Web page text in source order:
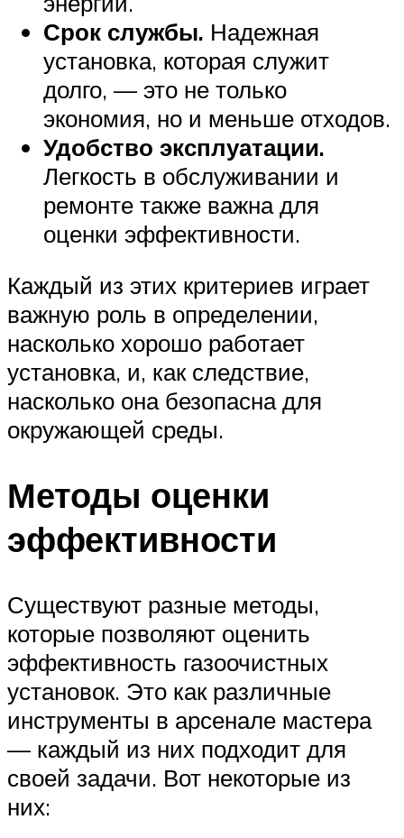
Срок службы. Надежная
установка, которая служит
долго, — это не только
экономия, но и меньше отходов.
Удобство эксплуатации.
Легкость в обслуживании и
ремонте также важна для
оценки эффективности.
Каждый из этих критериев играет
важную роль в определении,
насколько хорошо работает
установка, и, как следствие,
насколько она безопасна для
окружающей среды.
Методы оценки
эффективности
Существуют разные методы,
которые позволяют оценить
эффективность газоочистных
установок. Это как различные
инструменты в арсенале мастера
— каждый из них подходит для
своей задачи. Вот некоторые из
них: